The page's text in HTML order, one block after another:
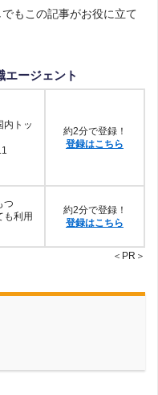
もこの記事がお役に立て
エージェント
内トッ
約2分で登録！
登録はこちら
つ
も利用
約2分で登録！
登録はこちら
＜PR＞